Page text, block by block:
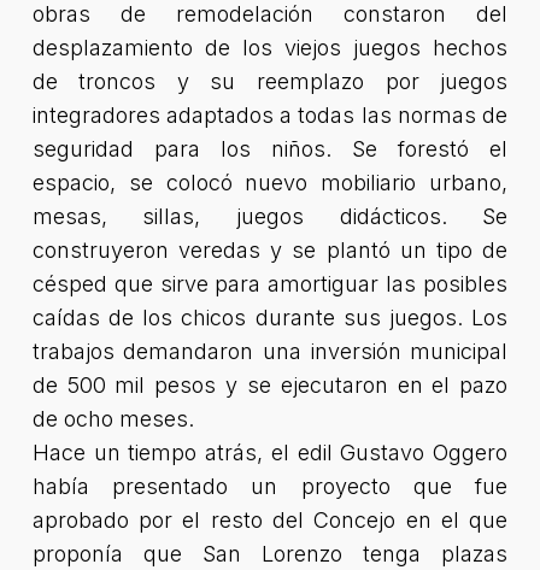
obras de remodelación constaron del
desplazamiento de los viejos juegos hechos
de troncos y su reemplazo por juegos
integradores adaptados a todas las normas de
seguridad para los niños. Se forestó el
espacio, se colocó nuevo mobiliario urbano,
mesas, sillas, juegos didácticos. Se
construyeron veredas y se plantó un tipo de
césped que sirve para amortiguar las posibles
caídas de los chicos durante sus juegos. Los
trabajos demandaron una inversión municipal
de 500 mil pesos y se ejecutaron en el pazo
de ocho meses.
Hace un tiempo atrás, el edil Gustavo Oggero
había presentado un proyecto que fue
aprobado por el resto del Concejo en el que
proponía que San Lorenzo tenga plazas